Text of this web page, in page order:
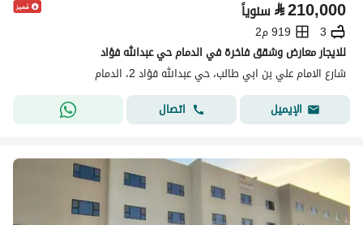
⃁210,000 سنوياً
3
919 م2
للايجار معارض وشقق فاخرة في الدمام حي عبدالله فؤاد
شارع الامام علي بن ابي طالب، حي عبدالله فؤاد 2، الدمام
الإيميل
اتصال